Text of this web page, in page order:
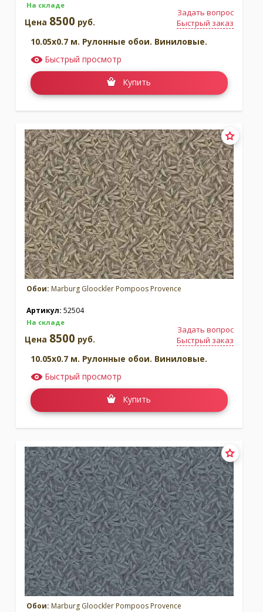
На складе
Задать вопрос
Быстрый заказ
Цена 8500 руб.
10.05x0.7 м. Рулонные обои. Виниловые.
Быстрый просмотр
Купить
Обои: Marburg Gloockler Pompoos Provence
Артикул: 52504
На складе
Задать вопрос
Быстрый заказ
Цена 8500 руб.
10.05x0.7 м. Рулонные обои. Виниловые.
Быстрый просмотр
Купить
Обои: Marburg Gloockler Pompoos Provence